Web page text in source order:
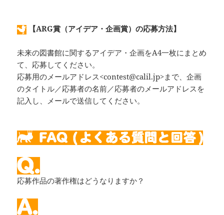
【ARG賞（アイデア・企画賞）の応募方法】
未来の図書館に関するアイデア・企画をA4一枚にまとめ
て、応募してください。
応募用のメールアドレス<contest@calil.jp>まで、企画
のタイトル／応募者の名前／応募者のメールアドレスを
記入し、メールで送信してください。
応募作品の著作権はどうなりますか？